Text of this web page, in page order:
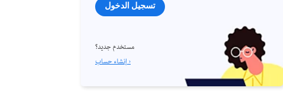
تسجيل الدخول
مستخدم جديد؟
إنشاء حساب ›